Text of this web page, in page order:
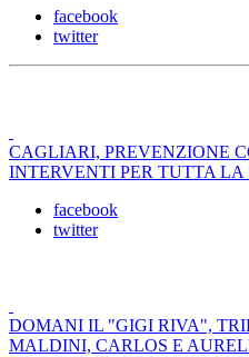
facebook
twitter
CAGLIARI, PREVENZIONE
INTERVENTI PER TUTTA LA
facebook
twitter
DOMANI IL "GIGI RIVA",
MALDINI, CARLOS E